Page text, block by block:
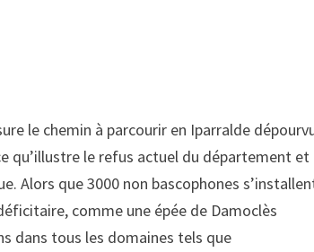
le chemin à parcourir en Iparralde
qu’illustre le refus actuel du département et
Alors que 3000 non bascophones
comme une épée de Damoclès
dans tous les domaines tels que